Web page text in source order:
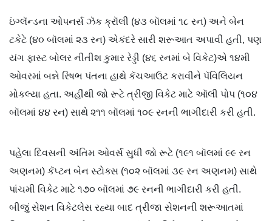
ઇંગ્લૅન્ડના ઓપનર્સ ઝૅક ક્રૉલી (૪૩ બૉલમાં ૧૮ રન) અને બેન
ટકેટે (૪૦ બૉલમાં ૨૩ રન) એકંદરે સારી શરૂઆત અપાવી હતી, પણ
યંગ ફાસ્ટ બોલર નીતીશ કુમાર રેડ્ડી (૪૬ રનમાં બે વિકેટ)એ ૧૪મી
ઓવરમાં બન્ને રિષભ પંતના હાથે કૅચઆઉટ કરાવીને પૅવિલિયન
મોકલ્યા હતા. અહીંથી જો રૂટે ત્રીજી વિકેટ માટે ઑલી પોપ (૧૦૪
બૉલમાં ૪૪ રન) સાથે ૨૧૧ બૉલમાં ૧૦૯ રનની ભાગીદારી કરી હતી.
પહેલા દિવસની અંતિમ ઓવર્સ સુધી જો રૂટે (૧૯૧ બૉલમાં ૯૯ રન
અણનમ) કૅપ્ટન બેન સ્ટોક્સ (૧૦૨ બૉલમાં ૩૯ રન અણનમ) સાથે
પાંચમી વિકેટ માટે ૧૭૦ બૉલમાં ૭૯ રનની ભાગીદારી કરી હતી.
બીજું સેશન વિકેટલેસ રહ્યા બાદ ત્રીજા સેશનની શરૂઆતમાં